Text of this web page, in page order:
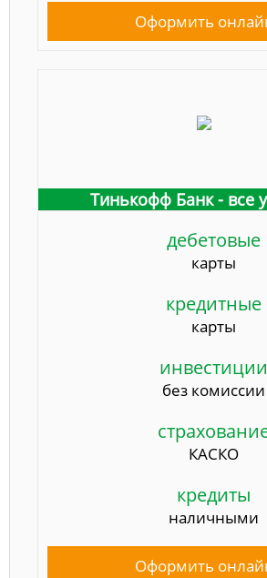
Оформить
Тинькофф Банк - все
дебетовые
карты
кредитные
карты
инвестиции
без комиссии
КАСКО
кредиты
наличными
Оформить